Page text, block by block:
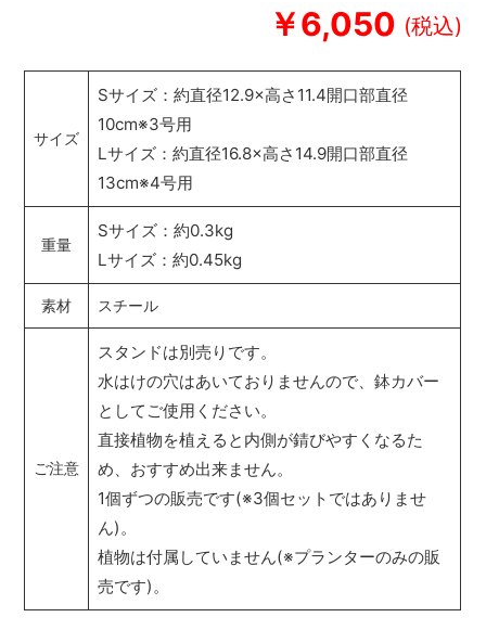
￥6,050
サイズ
Sサイズ：約直径12.9×高さ11.4開口部直径
10cm※3号用
Lサイズ：約直径16.8×高さ14.9開口部直径
13cm※4号用
重量
Sサイズ：約0.3kg
Lサイズ：約0.45kg
素材 スチール
ご注意
スタンドは別売りです。
水はけの穴はあいておりませんので、鉢カバー
としてご使用ください。
直接植物を植えると内側が錆びやすくなるた
め、おすすめ出来ません。
1個ずつの販売です(※3個セットではありませ
ん)。
植物は付属していません(※プランターのみの販
売です)。